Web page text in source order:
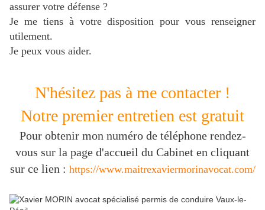
assurer votre défense ?
Je me tiens à votre disposition pour vous renseigner
utilement.
Je peux vous aider.
N'hésitez pas à me contacter !
Notre premier entretien est gratuit
Pour obtenir mon numéro de téléphone rendez-
vous sur la page d'accueil du Cabinet en cliquant
sur ce lien : https://www.maitrexaviermorinavocat.com/